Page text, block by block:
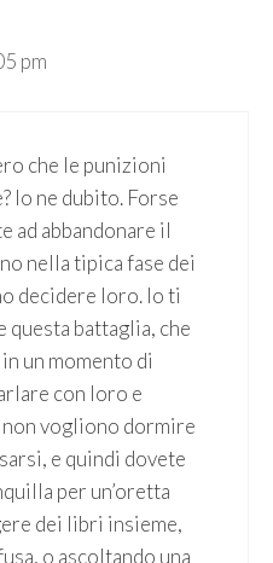
pm
che le punizioni
Io ne dubito. Forse
ad abbandonare il
nella tipica fase dei
decidere loro. Io ti
battaglia, che
un momento di
con loro e
non vogliono dormire
e quindi dovete
per un’oretta
dei libri insieme,
o ascoltando una